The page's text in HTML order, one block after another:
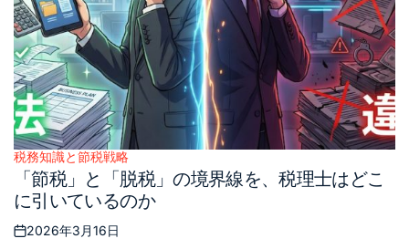
Posted
税務知識と節税戦略
「節税」と「脱税」の境界線を、税理士はどこ
に引いているのか
Posted
2026年3月16日